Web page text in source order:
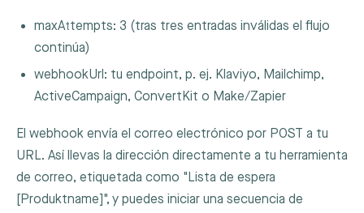
maxAttempts: 3 (tras tres entradas inválidas el flujo
continúa)
webhookUrl: tu endpoint, p. ej. Klaviyo, Mailchimp,
ActiveCampaign, ConvertKit o Make/Zapier
El webhook envía el correo electrónico por POST a tu
URL. Así llevas la dirección directamente a tu herramienta
de correo, etiquetada como "Lista de espera
[Produktname]", y puedes iniciar una secuencia de